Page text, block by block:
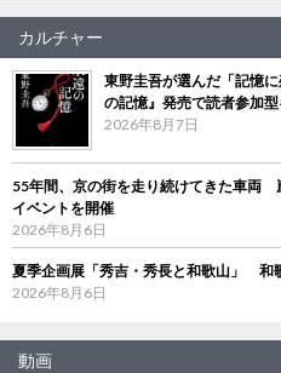
カルチャー
東野圭吾が選んだ「記憶
の記憶』発売で読者参加
2026年8月7日
55年間、京の街を走り続けてきた車両
イベントを開催
2026年8月6日
夏季企画展「秀吉・秀長と和歌山」 和
2026年8月6日
動画